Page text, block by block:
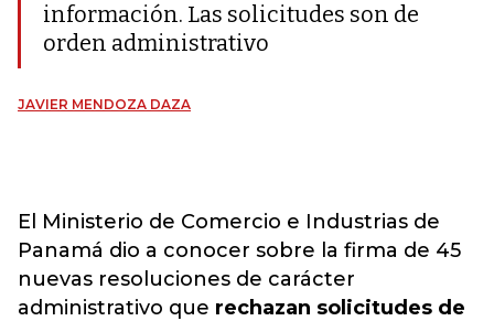
información. Las solicitudes son de
orden administrativo
JAVIER MENDOZA DAZA
El Ministerio de Comercio e Industrias de
Panamá dio a conocer sobre la firma de 45
nuevas resoluciones de carácter
administrativo que rechazan solicitudes de